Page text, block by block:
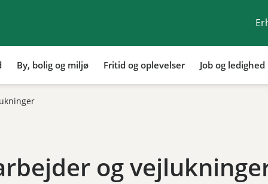
By, bolig og miljø Fritid og oplevelser Job og ledighed
og